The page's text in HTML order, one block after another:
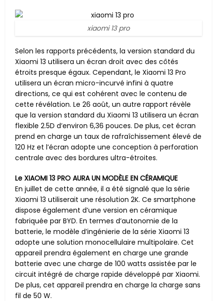
xiaomi 13 pro
Selon les rapports précédents, la version standard du
Xiaomi 13 utilisera un écran droit avec des côtés
étroits presque égaux. Cependant, le Xiaomi 13 Pro
utilisera un écran micro-incurvé infini à quatre
directions, ce qui est cohérent avec le contenu de
cette révélation. Le 26 août, un autre rapport révèle
que la version standard du Xiaomi 13 utilisera un écran
flexible 2.5D d’environ 6,36 pouces. De plus, cet écran
prend en charge un taux de rafraîchissement élevé de
120 Hz et l’écran adopte une conception à perforation
centrale avec des bordures ultra-étroites.
Le XIAOMI 13 PRO AURA UN MODÈLE EN CÉRAMIQUE
En juillet de cette année, il a été signalé que la série
Xiaomi 13 utiliserait une résolution 2K. Ce smartphone
dispose également d’une version en céramique
fabriquée par BYD. En termes d’autonomie de la
batterie, le modèle d’ingénierie de la série Xiaomi 13
adopte une solution monocellulaire multipolaire. Cet
appareil prendra également en charge une grande
batterie avec une charge de 100 watts assistée par le
circuit intégré de charge rapide développé par Xiaomi.
De plus, cet appareil prendra en charge la charge sans
fil de 50 W.